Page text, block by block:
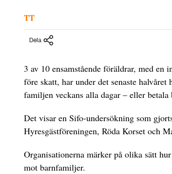
TT
Dela
3 av 10 ensamstående föräldrar, med
före skatt, har under det senaste
familjen veckans alla dagar – eller
Det visar en Sifo-undersökning som
Hyresgästföreningen, Röda Korset och
Organisationerna märker på olika sätt
mot barnfamiljer.